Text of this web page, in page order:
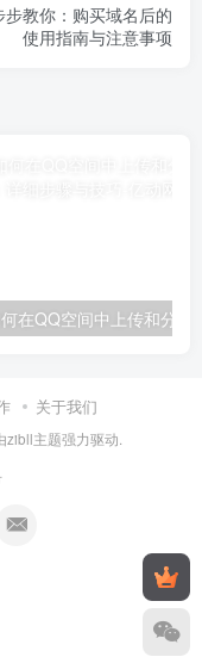
步教你：购买域名后的
使用指南与注意事项
关于我们
zibll主题强力驱动.